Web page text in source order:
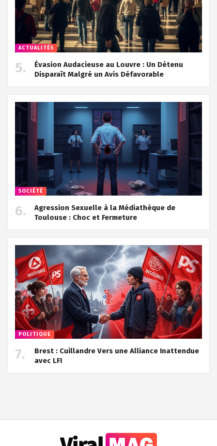
ACTUALITÉS
Évasion Audacieuse au Louvre : Un Détenu
Disparaît Malgré un Avis Défavorable
SOCIÉTÉ
Agression Sexuelle à la Médiathèque de
Toulouse : Choc et Fermeture
POLITIQUE
Brest : Cuillandre Vers une Alliance Inattendue
avec LFI